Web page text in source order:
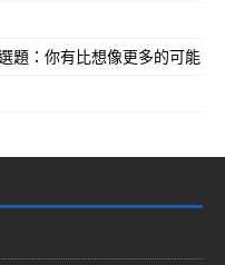
題：你有比想像更多的可能